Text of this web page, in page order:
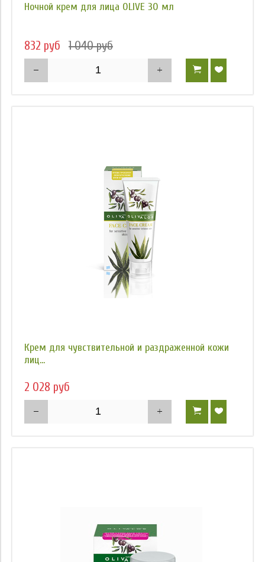
Ночной крем для лица OLIVE 30 мл
832 руб 1 040 руб
Крем для чувствительной и раздраженной кожи
лиц...
2 028 руб